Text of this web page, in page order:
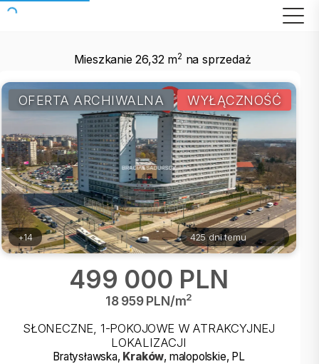
Mieszkanie 26,32 m2 na sprzedaż
OFERTA ARCHIWALNA WYŁĄCZNOŚĆ
+14 425 dni temu
499 000 PLN
18 959 PLN/m2
SŁONECZNE, 1-POKOJOWE W ATRAKCYJNEJ
LOKALIZACJI
Bratysławska, Kraków, malopolskie, PL